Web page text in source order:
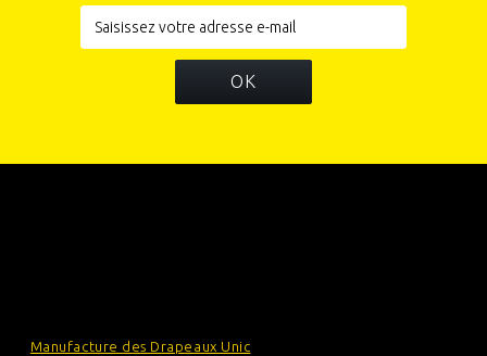
OK
Manufacture des Drapeaux Unic